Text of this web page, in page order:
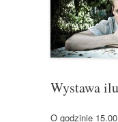
Wystawa
O godzinie